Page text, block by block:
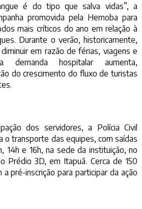
é do tipo que salva vidas”, a
promovida pela Hemoba para
mais críticos do ano em relação à
Durante o verão, historicamente,
em razão de férias, viagens e
demanda hospitalar aumenta,
do crescimento do fluxo de turistas
dos servidores, a Polícia Civil
o transporte das equipes, com saídas
14h e 16h, na sede da instituição, no
Prédio 3D, em Itapuã. Cerca de 150
pré-inscrição para participar da ação